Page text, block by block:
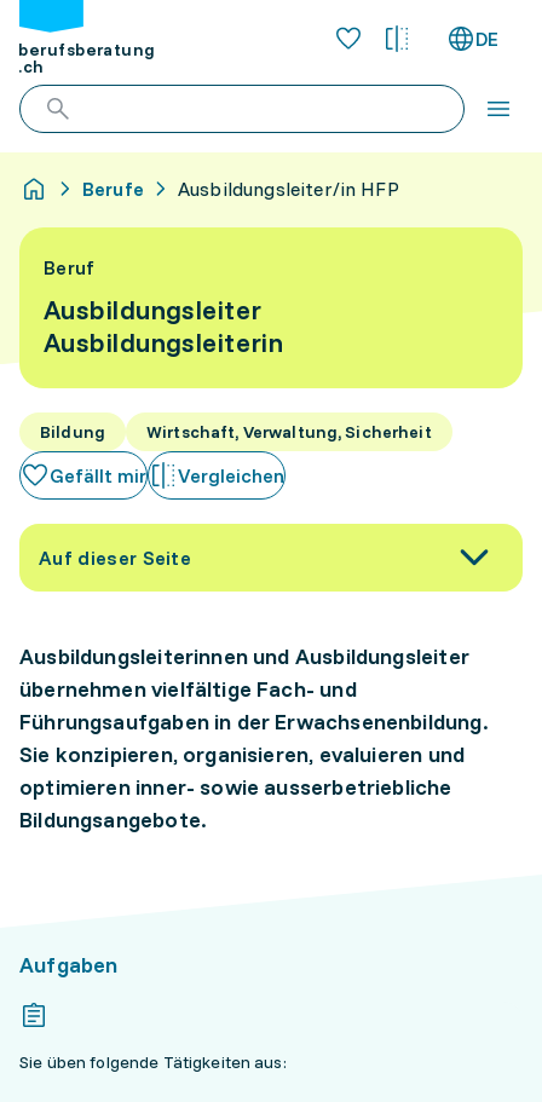
berufsberatung
.ch
DE
Berufe Ausbildungsleiter/in HFP
Beruf
Ausbildungsleiter
Ausbildungsleiterin
Bildung Wirtschaft, Verwaltung, Sicherheit
Gefällt mir Vergleichen
Auf dieser Seite
Ausbildungsleiterinnen und Ausbildungsleiter
übernehmen vielfältige Fach- und
Führungsaufgaben in der Erwachsenenbildung.
Sie konzipieren, organisieren, evaluieren und
optimieren inner- sowie ausserbetriebliche
Bildungsangebote.
Aufgaben
Sie üben folgende Tätigkeiten aus: